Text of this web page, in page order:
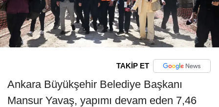
TAKİP ET
Ankara Büyükşehir Belediye Başkanı
Mansur Yavaş, yapımı devam eden 7,46